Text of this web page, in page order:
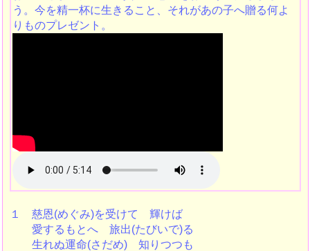
う。今を精一杯に生きること、それがあの子へ贈る何よ
りものプレゼント。
１ 慈恩(めぐみ)を受けて 輝けば
愛するもとへ 旅出(たびいで)る
生れぬ運命(さだめ) 知りつつも